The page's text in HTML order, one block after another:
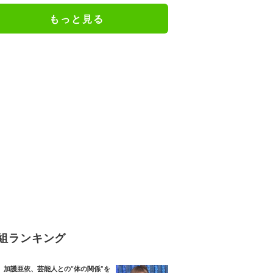
もっと見る
ランキング
加護亜依、芸能人との“体の関係”を